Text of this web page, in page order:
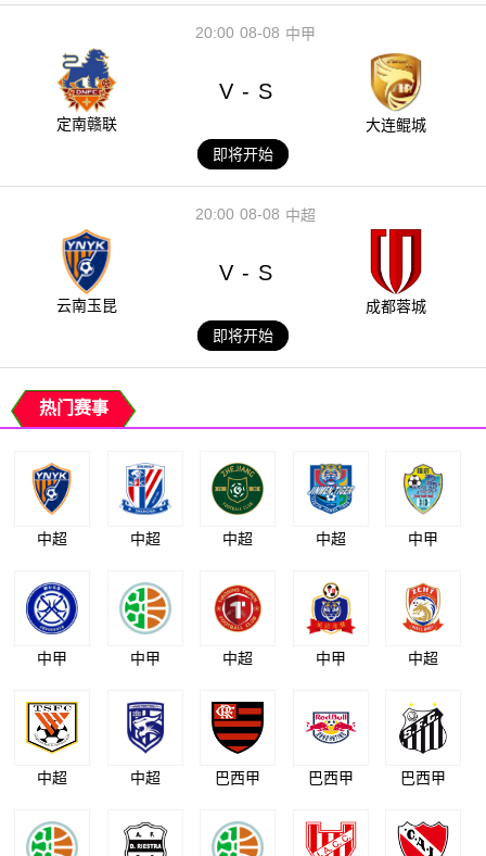
08-08
20:00 中甲
定南赣联
V - S
大连鲲城
即将开始
08-08
20:00 中超
云南玉昆
V - S
成都蓉城
即将开始
热门赛事
中超 中超 中超 中超 中甲
中甲 中甲 中超 中甲 中超
中超 中超 巴西甲 巴西甲 巴西甲